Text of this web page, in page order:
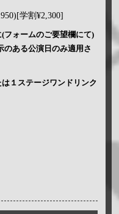
学割¥2,300]
ォームのご要望欄にて)
のある公演日のみ適用さ
１ステージワンドリンク